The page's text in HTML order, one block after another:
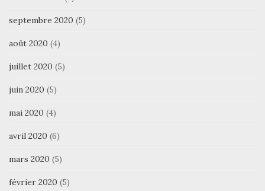
septembre 2020 (5)
août 2020 (4)
juillet 2020 (5)
juin 2020 (5)
mai 2020 (4)
avril 2020 (6)
mars 2020 (5)
février 2020 (5)